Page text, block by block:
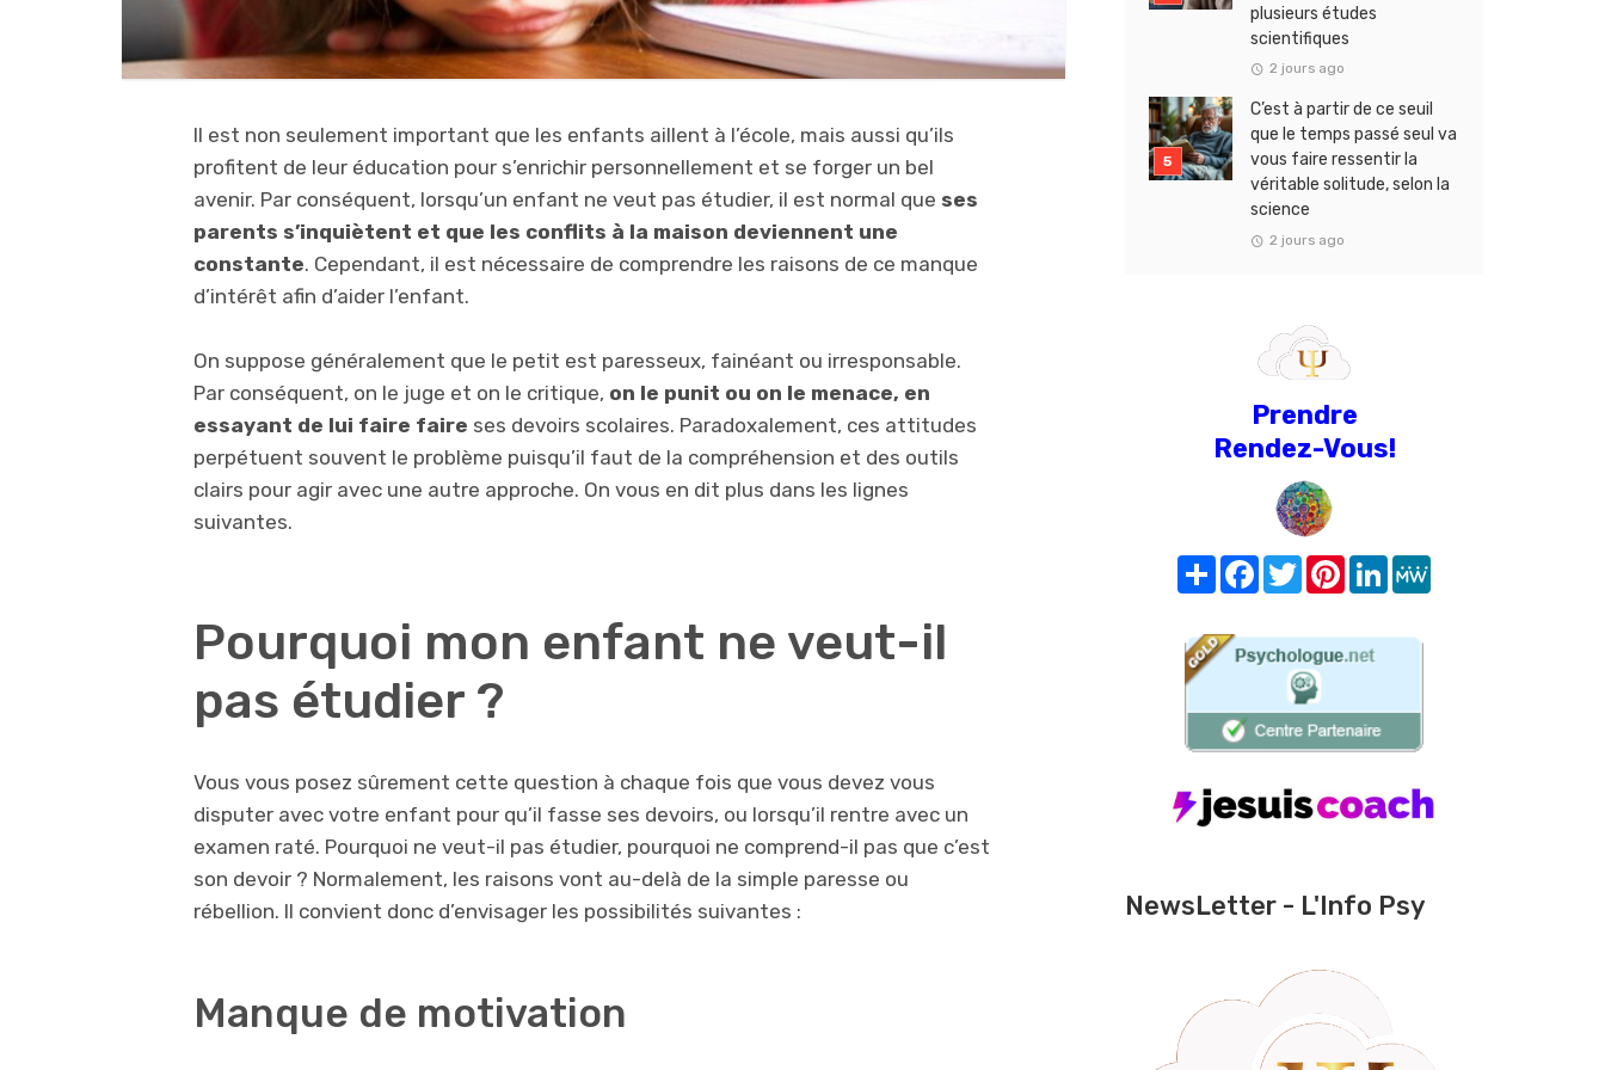
Il est non seulement important que les enfants aillent à l’école, mais aussi qu’ils
profitent de leur éducation pour s’enrichir personnellement et se forger un bel
avenir. Par conséquent, lorsqu’un enfant ne veut pas étudier, il est normal que ses
parents s’inquiètent et que les conflits à la maison deviennent une
constante. Cependant, il est nécessaire de comprendre les raisons de ce manque
d’intérêt afin d’aider l’enfant.
On suppose généralement que le petit est paresseux, fainéant ou irresponsable.
Par conséquent, on le juge et on le critique, on le punit ou on le menace, en
essayant de lui faire faire ses devoirs scolaires. Paradoxalement, ces attitudes
perpétuent souvent le problème puisqu’il faut de la compréhension et des outils
clairs pour agir avec une autre approche. On vous en dit plus dans les lignes
suivantes.
Pourquoi mon enfant ne veut-il
pas étudier ?
Vous vous posez sûrement cette question à chaque fois que vous devez vous
disputer avec votre enfant pour qu’il fasse ses devoirs, ou lorsqu’il rentre avec un
examen raté. Pourquoi ne veut-il pas étudier, pourquoi ne comprend-il pas que c’est
son devoir ? Normalement, les raisons vont au-delà de la simple paresse ou
rébellion. Il convient donc d’envisager les possibilités suivantes :
Manque de motivation
plusieurs études
scientifiques
2 jours ago
C’est à partir de ce seuil
que le temps passé seul va
vous faire ressentir la
véritable solitude, selon la
science
2 jours ago
Prendre
Rendez-Vous!
Share FacebookTwitterPinterest
LinkedIn
NewsLetter - L'Info Psy